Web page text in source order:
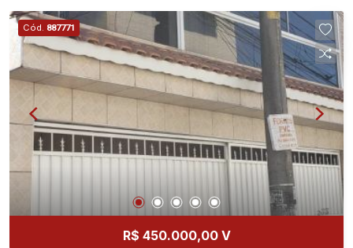
Cód. 887771
R$ 450.000,00 V